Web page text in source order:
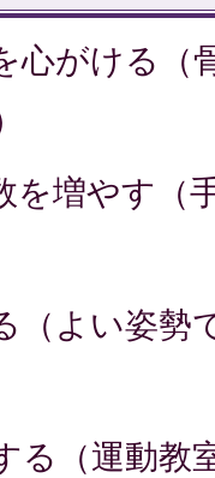
心がける（
を増やす（
（よい姿勢
る（運動